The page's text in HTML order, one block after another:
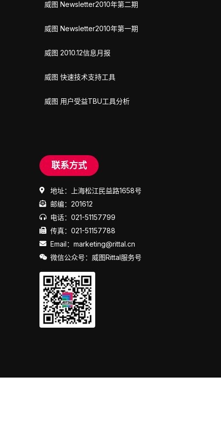
威图 Newsletter2010年第二期
威图 Newsletter2010年第一期
威图 2010.12信息月报
威图 快速技术支持工具
威图 用户受益TBU工具分析
联系方式
地址：上海松江民益路1658号
邮编：201612
电话：021-51157799
传真：021-51157788
Email：marketing@rittal.cn
微信公众号：威图Rittal服务号